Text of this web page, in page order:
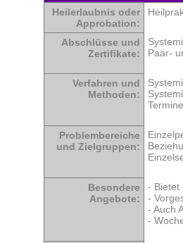
Heilerlaubnis oder
Approbation:
Abschlüsse und
Zertifikate:
Paar-
Verfahren und
Methoden:
Problembereiche
und Zielgruppen:
Besondere
Angebote:
- Bietet
-
- Auch
-